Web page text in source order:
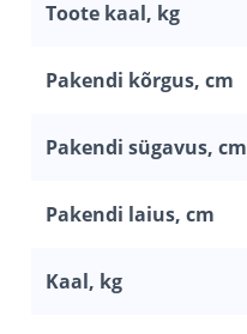
Toote kaal, kg
Pakendi kõrgus, cm
Pakendi sügavus, cm
Pakendi laius, cm
Kaal, kg